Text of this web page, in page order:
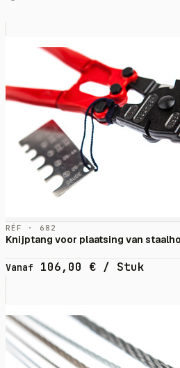
RÉF · 682
Knijptang voor plaatsing van
Vanaf 106,00 € / Stuk